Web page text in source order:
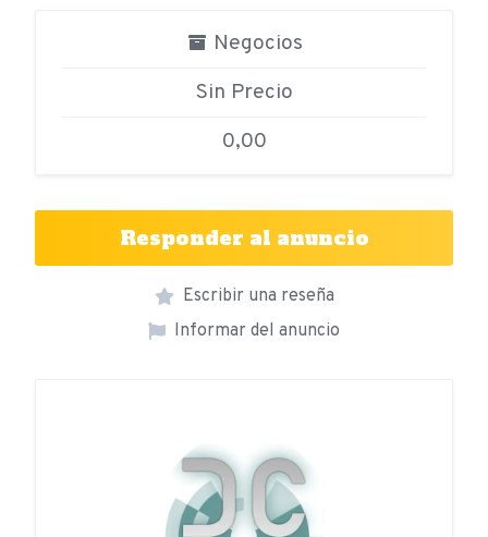
Negocios
Sin Precio
0,00
Responder al anuncio
Escribir una reseña
Informar del anuncio